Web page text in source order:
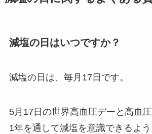
減塩の日はいつですか？
減塩の日は、毎月17日です。
5月17日の世界高血圧デーと高血圧
1年を通して減塩を意識できるよ